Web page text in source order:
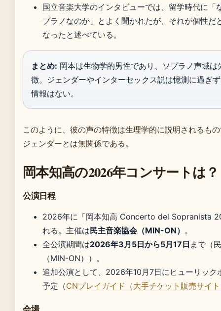
国立音楽大学のインタビューでは、留学時代に「
プラノなのか」とよく聞かれたが、それが個性だ
なったと述べている。
まとめ: 岡本は生物学的男性であり、ソプラノ声域は
徴。ジェンダーやインターセックス説は憶測に過ぎ
情報はない。
このように、彼の声の特徴は生理学的に説明されるも
ジェンダーとは無関係である。
岡本知高の2026年コンサートは？
公演日程
2026年に「岡本知高 Concerto del Sopranista
れる。主催は民主音楽協会（MIN-ON） 。
全公演期間は2026年3月5日から5月17日 まで（
（MIN-ON））。
追加公演として、2026年10月7日にヒューリック
予定（CNプレイガイド（大手チケット販売サイ
会場